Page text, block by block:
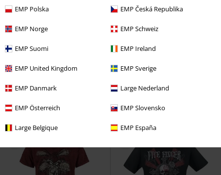
EMP Polska EMP Česká Republika
EMP Norge EMP Schweiz
EMP Suomi EMP Ireland
EMP United Kingdom EMP Sverige
EMP Danmark Large Nederland
EMP Österreich EMP Slovensko
Large Belgique EMP España
PVCÀ partir de€ 34,99
Hybrid Theory Linkin Park
Shirt Manches courtes
PVC € 29,99
T-Shirt Noir Imprimé Frontal &
Délavé
Shirt Manches courtes